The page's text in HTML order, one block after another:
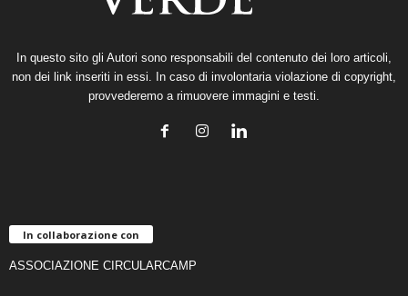
In questo sito gli Autori sono responsabili del contenuto dei loro articoli,
non dei link inseriti in essi. In caso di involontaria violazione di copyright,
provvederemo a rimuovere immagini e testi.
In collaborazione con
ASSOCIAZIONE CIRCULARCAMP